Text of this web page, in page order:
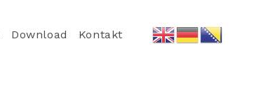
Download Kontakt